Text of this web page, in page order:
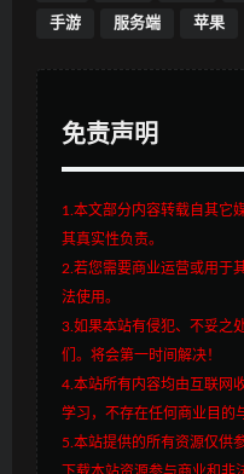
手游 服务端 苹果
免责声明
1.本文部分内容转载自其它
其真实性负责。
2.若您需要商业运营或用于
法使用。
3.如果本站有侵犯、不妥之
们。将会第一时间解决！
4.本站所有内容均由互联网
学习，不存在任何商业目的
5.本站提供的所有资源仅供